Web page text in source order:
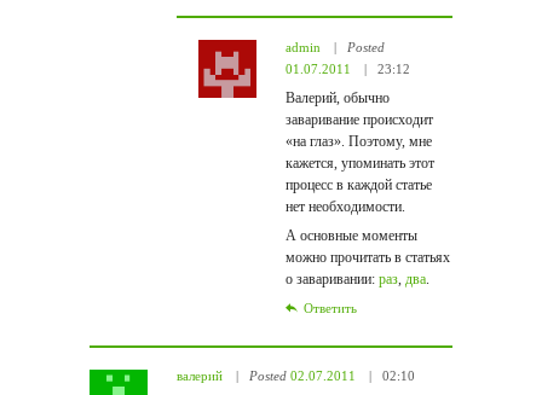
admin
Posted
01.07.2011
23:12
Валерий, обычно
заваривание происходит
«на глаз». Поэтому, мне
кажется, упоминать этот
процесс в каждой статье
нет необходимости.
А основные моменты
можно прочитать в статьях
о заваривании: раз, два.
Ответить
валерий Posted 02.07.2011 02:10